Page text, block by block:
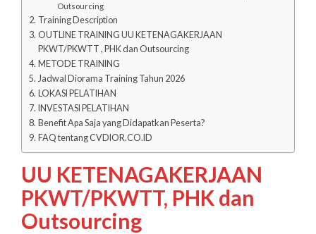
Outsourcing
Training Description
OUTLINE TRAINING UU KETENAGAKERJAAN
PKWT/PKWTT , PHK dan Outsourcing
METODE TRAINING
Jadwal Diorama Training Tahun 2026
LOKASI PELATIHAN
INVESTASI PELATIHAN
Benefit Apa Saja yang Didapatkan Peserta?
FAQ tentang CVDIOR.CO.ID
UU KETENAGAKERJAAN
PKWT/PKWTT, PHK dan
Outsourcing